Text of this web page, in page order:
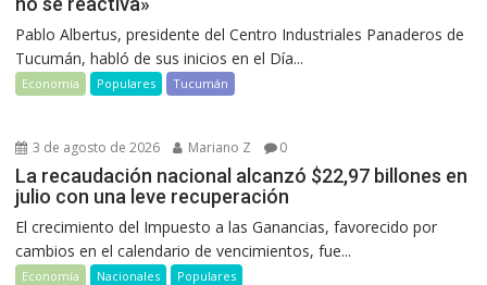
Pablo Albertus, presidente del Centro Industriales Panaderos de
Tucumán, habló de sus inicios en el Día...
Economía Populares Tucumán
3 de agosto de 2026 Mariano Z 0
La recaudación nacional alcanzó $22,97 billones en
julio con una leve recuperación
El crecimiento del Impuesto a las Ganancias, favorecido por
cambios en el calendario de vencimientos, fue...
Economía Nacionales Populares